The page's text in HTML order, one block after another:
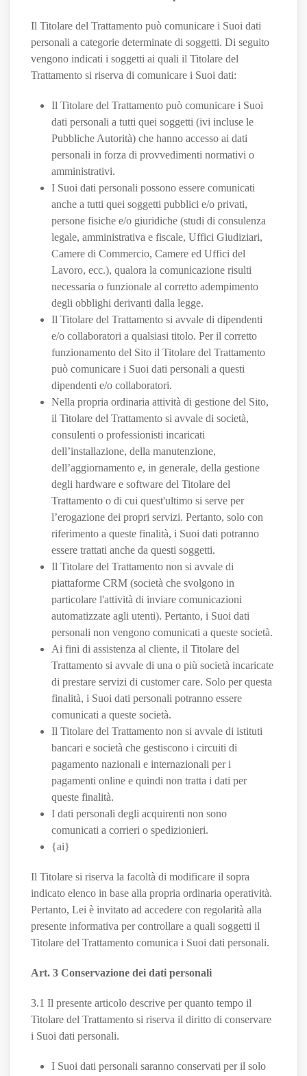
Il Titolare del Trattamento può comunicare i Suoi dati
personali a categorie determinate di soggetti. Di seguito
vengono indicati i soggetti ai quali il Titolare del
Trattamento si riserva di comunicare i Suoi dati:
Il Titolare del Trattamento può comunicare i Suoi
dati personali a tutti quei soggetti (ivi incluse le
Pubbliche Autorità) che hanno accesso ai dati
personali in forza di provvedimenti normativi o
amministrativi.
I Suoi dati personali possono essere comunicati
anche a tutti quei soggetti pubblici e/o privati,
persone fisiche e/o giuridiche (studi di consulenza
legale, amministrativa e fiscale, Uffici Giudiziari,
Camere di Commercio, Camere ed Uffici del
Lavoro, ecc.), qualora la comunicazione risulti
necessaria o funzionale al corretto adempimento
degli obblighi derivanti dalla legge.
Il Titolare del Trattamento si avvale di dipendenti
e/o collaboratori a qualsiasi titolo. Per il corretto
funzionamento del Sito il Titolare del Trattamento
può comunicare i Suoi dati personali a questi
dipendenti e/o collaboratori.
Nella propria ordinaria attività di gestione del Sito,
il Titolare del Trattamento si avvale di società,
consulenti o professionisti incaricati
dell’installazione, della manutenzione,
dell’aggiornamento e, in generale, della gestione
degli hardware e software del Titolare del
Trattamento o di cui quest'ultimo si serve per
l’erogazione dei propri servizi. Pertanto, solo con
riferimento a queste finalità, i Suoi dati potranno
essere trattati anche da questi soggetti.
Il Titolare del Trattamento non si avvale di
piattaforme CRM (società che svolgono in
particolare l'attività di inviare comunicazioni
automatizzate agli utenti). Pertanto, i Suoi dati
personali non vengono comunicati a queste società.
Ai fini di assistenza al cliente, il Titolare del
Trattamento si avvale di una o più società incaricate
di prestare servizi di customer care. Solo per questa
finalità, i Suoi dati personali potranno essere
comunicati a queste società.
Il Titolare del Trattamento non si avvale di istituti
bancari e società che gestiscono i circuiti di
pagamento nazionali e internazionali per i
pagamenti online e quindi non tratta i dati per
queste finalità.
I dati personali degli acquirenti non sono
comunicati a corrieri o spedizionieri.
{ai}
Il Titolare si riserva la facoltà di modificare il sopra
indicato elenco in base alla propria ordinaria operatività.
Pertanto, Lei è invitato ad accedere con regolarità alla
presente informativa per controllare a quali soggetti il
Titolare del Trattamento comunica i Suoi dati personali.
Art. 3 Conservazione dei dati personali
3.1 Il presente articolo descrive per quanto tempo il
Titolare del Trattamento si riserva il diritto di conservare
i Suoi dati personali.
I Suoi dati personali saranno conservati per il solo